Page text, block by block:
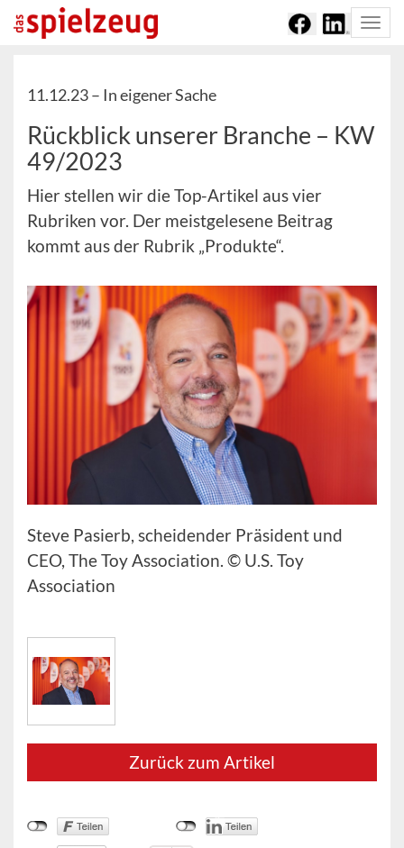
11.12.23 – In eigener Sache
Rückblick unserer Branche – KW
49/2023
Hier stellen wir die Top-Artikel aus vier
Rubriken vor. Der meistgelesene Beitrag
kommt aus der Rubrik „Produkte“.
Steve Pasierb, scheidender Präsident und
CEO, The Toy Association. © U.S. Toy
Association
Zurück zum Artikel